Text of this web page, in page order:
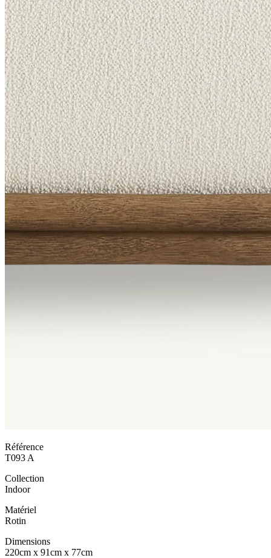
Référence
T093 A
Collection
Indoor
Matériel
Rotin
Dimensions
220cm x 91cm x 77cm